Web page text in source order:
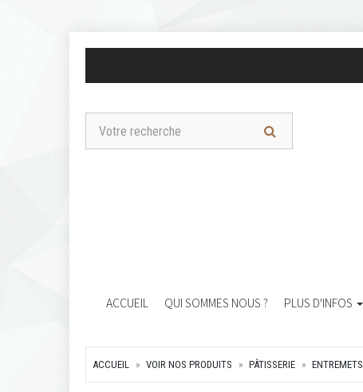
ACCUEIL QUI SOMMES NOUS ? PLUS D'INFOS
ACCUEIL VOIR NOS PRODUITS PÂTISSERIE ENTREMETS